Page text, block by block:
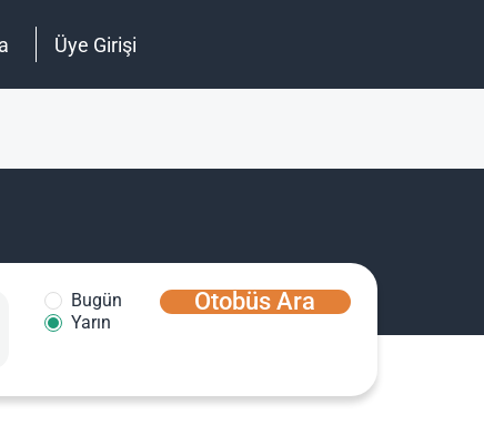
Üye Girişi
Bugün
Yarın
Otobüs Ara